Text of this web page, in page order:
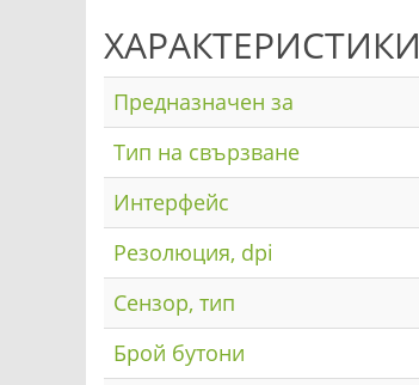
ХАРАКТЕРИСТИКИ
Предназначен за
Тип на свързване
Интерфейс
Резолюция, dpi
Сензор, тип
Брой бутони